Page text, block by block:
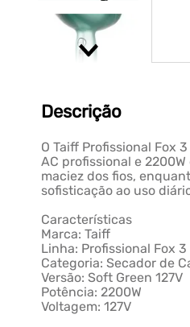
Descrição
O Taiff Profissional Fox
AC profissional e
maciez dos fios,
sofisticação ao uso
Características
Marca: Taiff
Linha: Profissional Fox 3
Categoria: Secador de
Versão: Soft Green 127V
Potência: 2200W
Voltagem: 127V